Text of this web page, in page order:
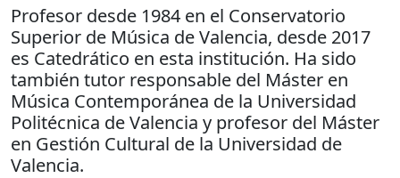
Profesor desde 1984 en el Conservatorio
Superior de Música de Valencia, desde 2017
es Catedrático en esta institución. Ha sido
también tutor responsable del Máster en
Música Contemporánea de la Universidad
Politécnica de Valencia y profesor del Máster
en Gestión Cultural de la Universidad de
Valencia.